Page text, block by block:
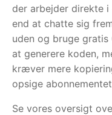
der arbejder direkte
end at chatte sig
uden og bruge gratis
at generere koden,
kræver mere
opsige
Se vores oversigt